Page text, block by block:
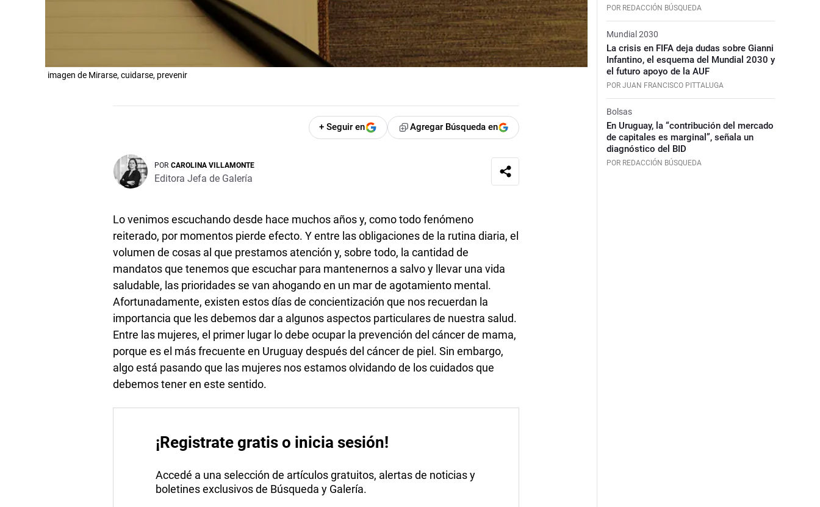
imagen de Mirarse, cuidarse, prevenir
+ Seguir en Agregar Búsqueda en
POR CAROLINA VILLAMONTE
Editora Jefa de Galería
Lo venimos escuchando desde hace muchos años y, como todo fenómeno
reiterado, por momentos pierde efecto. Y entre las obligaciones de la rutina diaria, el
volumen de cosas al que prestamos atención y, sobre todo, la cantidad de
mandatos que tenemos que escuchar para mantenernos a salvo y llevar una vida
saludable, las prioridades se van ahogando en un mar de agotamiento mental.
Afortunadamente, existen estos días de concientización que nos recuerdan la
importancia que les debemos dar a algunos aspectos particulares de nuestra salud.
Entre las mujeres, el primer lugar lo debe ocupar la prevención del cáncer de mama,
porque es el más frecuente en Uruguay después del cáncer de piel. Sin embargo,
algo está pasando que las mujeres nos estamos olvidando de los cuidados que
debemos tener en este sentido.
¡Registrate gratis o inicia sesión!
Accedé a una selección de artículos gratuitos, alertas de noticias y
boletines exclusivos de Búsqueda y Galería.
POR REDACCIÓN BÚSQUEDA
Mundial 2030
La crisis en FIFA deja dudas sobre Gianni
Infantino, el esquema del Mundial 2030 y
el futuro apoyo de la AUF
POR JUAN FRANCISCO PITTALUGA
Bolsas
En Uruguay, la “contribución del mercado
de capitales es marginal”, señala un
diagnóstico del BID
POR REDACCIÓN BÚSQUEDA